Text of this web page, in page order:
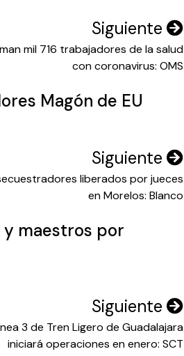
Siguiente
mil 716 trabajadores de la salud
con coronavirus: OMS
Magón de EU
Siguiente
liberados por jueces
en Morelos: Blanco
maestros por
Siguiente
3 de Tren Ligero de Guadalajara
iniciará operaciones en enero: SCT